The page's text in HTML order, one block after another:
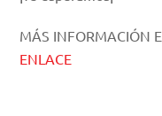
MÁS INFORMACIÓN
ENLACE